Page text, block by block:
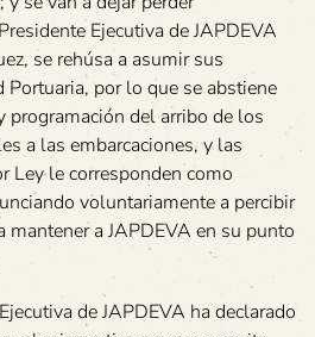
Ejecutiva de JAPDEVA
se rehúsa a asumir sus
por lo que se abstiene
programación del arribo de los
a las embarcaciones, y las
Ley le corresponden como
voluntariamente a percibir
mantener a JAPDEVA en su punto
de JAPDEVA ha declarado